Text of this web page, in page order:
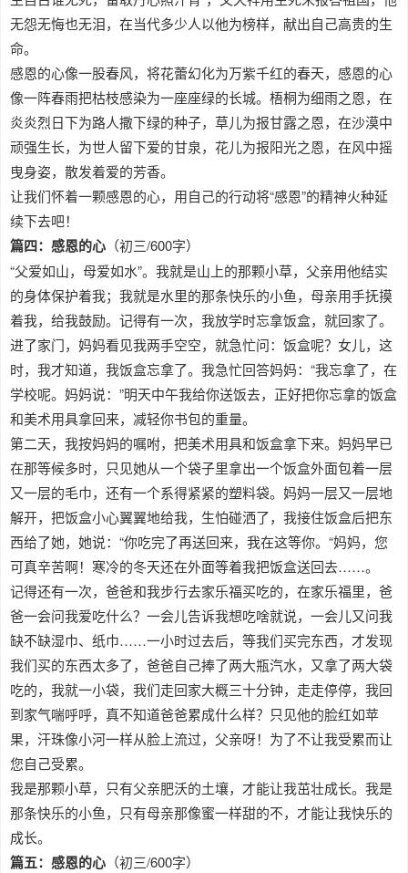
无怨无悔也无泪，在当代多少人以他为榜样，献出自己高贵的生
命。
感恩的心像一股春风，将花蕾幻化为万紫千红的春天，感恩的心
像一阵春雨把枯枝感染为一座座绿的长城。梧桐为细雨之恩，在
炎炎烈日下为路人撒下绿的种子，草儿为报甘露之恩，在沙漠中
顽强生长，为世人留下爱的甘泉，花儿为报阳光之恩，在风中摇
曳身姿，散发着爱的芳香。
让我们怀着一颗感恩的心，用自己的行动将“感恩”的精神火种延
续下去吧！
篇四：感恩的心 （初三/600字）
“父爱如山，母爱如水”。我就是山上的那颗小草，父亲用他结实
的身体保护着我；我就是水里的那条快乐的小鱼，母亲用手抚摸
着我，给我鼓励。记得有一次，我放学时忘拿饭盒，就回家了。
进了家门，妈妈看见我两手空空，就急忙问：饭盒呢？女儿，这
时，我才知道，我饭盒忘拿了。我急忙回答妈妈：“我忘拿了，在
学校呢。妈妈说：”明天中午我给你送饭去，正好把你忘拿的饭盒
和美术用具拿回来，减轻你书包的重量。
第二天，我按妈妈的嘱咐，把美术用具和饭盒拿下来。妈妈早已
在那等候多时，只见她从一个袋子里拿出一个饭盒外面包着一层
又一层的毛巾，还有一个系得紧紧的塑料袋。妈妈一层又一层地
解开，把饭盒小心翼翼地给我，生怕碰洒了，我接住饭盒后把东
西给了她，她说：“你吃完了再送回来，我在这等你。“妈妈，您
可真辛苦啊！寒冷的冬天还在外面等着我把饭盒送回去……。
记得还有一次，爸爸和我步行去家乐福买吃的，在家乐福里，爸
爸一会问我爱吃什么？一会儿告诉我想吃啥就说，一会儿又问我
缺不缺湿巾、纸巾……一小时过去后，等我们买完东西，才发现
我们买的东西太多了，爸爸自己捧了两大瓶汽水，又拿了两大袋
吃的，我就一小袋，我们走回家大概三十分钟，走走停停，我回
到家气喘呼呼，真不知道爸爸累成什么样？只见他的脸红如苹
果，汗珠像小河一样从脸上流过，父亲呀！为了不让我受累而让
您自己受累。
我是那颗小草，只有父亲肥沃的土壤，才能让我茁壮成长。我是
那条快乐的小鱼，只有母亲那像蜜一样甜的不，才能让我快乐的
成长。
篇五：感恩的心 （初三/600字）